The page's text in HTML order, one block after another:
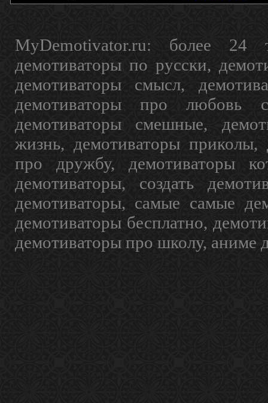
MyDemotivator.ru: более 24
демотиваторы по русски,
демотиваторы смысл,
демотиваторы про любовь
демотиваторы смешные,
жизнь, демотиваторы приколы,
про дружбу, демотиваторы
демотиваторы, создать
демотиваторы, самые самые
демотиваторы бесплатно,
демотиваторы про школу, аниме